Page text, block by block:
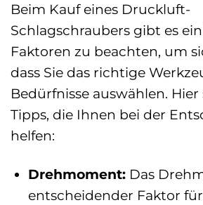
Beim Kauf eines Druckluft-
Schlagschraubers gibt es
Faktoren zu beachten, um
dass Sie das richtige
Bedürfnisse auswählen.
Tipps, die Ihnen bei der
helfen:
Drehmoment:Das
entscheidender Faktor